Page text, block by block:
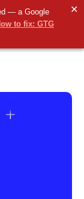
— a Google
to fix: GTG
✕